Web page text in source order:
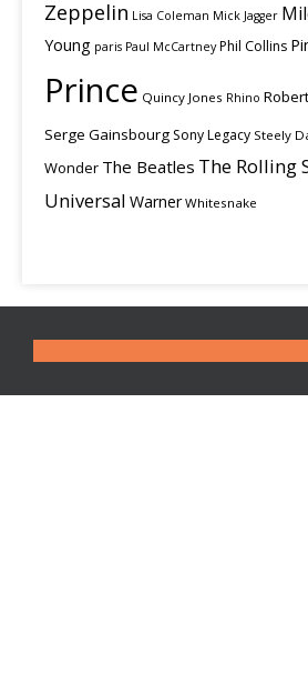
Zeppelin Lisa Coleman Mick Jagger
Young paris Paul McCartney Phil Collins
Prince Quincy Jones Rhino
Serge Gainsbourg Sony Legacy Steely
Wonder The Beatles The Rolling
Universal Warner Whitesnake